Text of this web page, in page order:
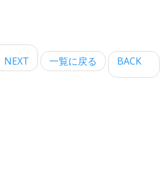
NEXT 一覧に戻る BACK